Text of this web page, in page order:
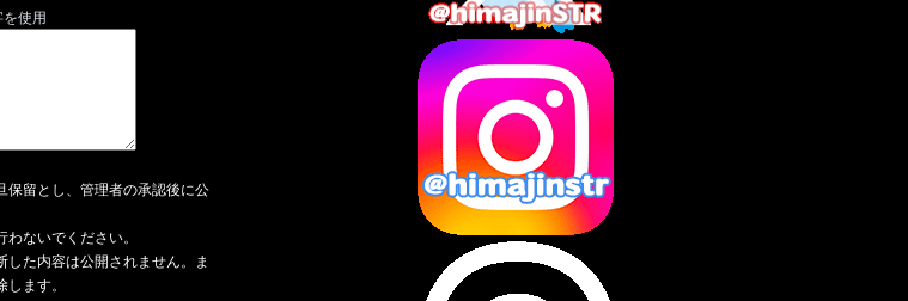
使用
保留とし、管理者の承認後に公
ないでください。
た内容は公開されません。ま
ます。
2025年2月(10)
2025年1月
2024年12月
2024年11月(13)
2024年10月
2024年9月 (14)
2024年8月 (13)
2024年7月
(7)
2024年6月(10)
2024年5月(12)
2024年4月(15)
2024年3月
2024年1月
2023年12月
2023年11月 (4)